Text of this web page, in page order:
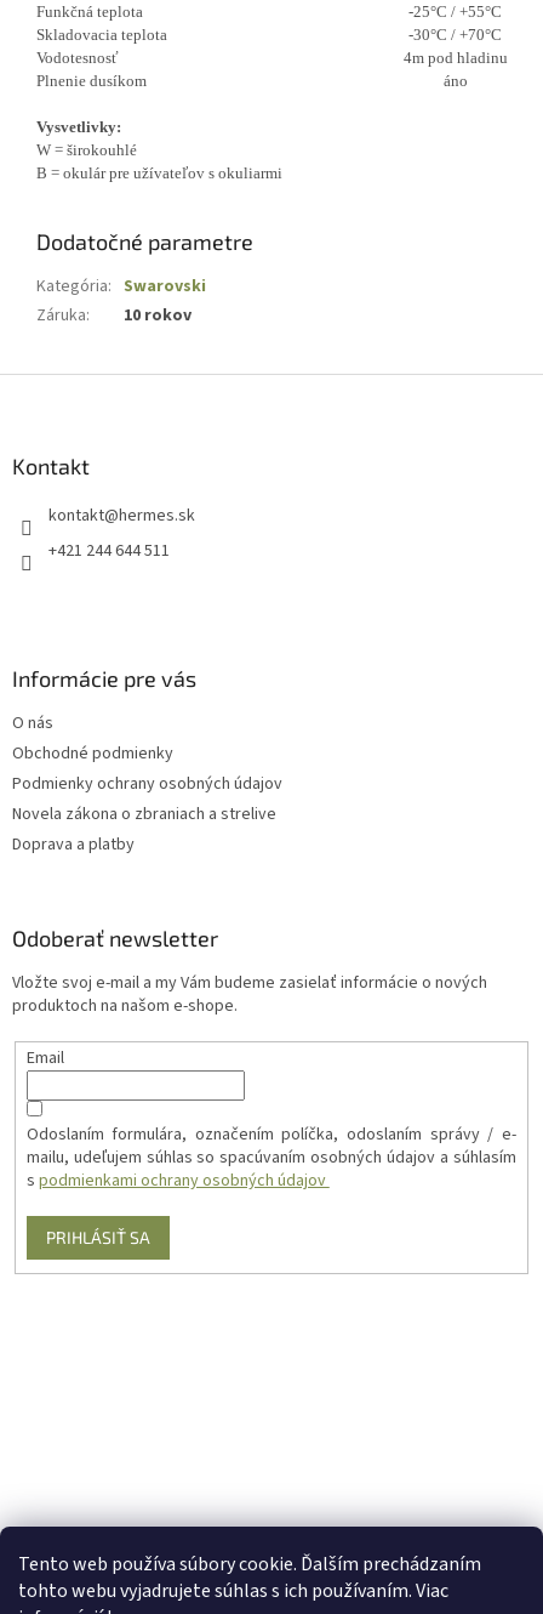
Tento web používa súbory cookie. Ďalším prechádzaním
tohto webu vyjadrujete súhlas s ich používaním. Viac
Funkčná teplota
-25°C / +55°C
Skladovacia teplota
-30°C / +70°C
Vodotesnosť
4m pod hladinu
Plnenie dusíkom
áno
Vysvetlivky:
W = širokouhlé
B = okulár pre užívateľov s okuliarmi
Dodatočné parametre
Kategória: Swarovski
Záruka: 10 rokov
Kontakt
kontakt@hermes.sk
+421 244 644 511
Informácie pre vás
O nás
Obchodné podmienky
Podmienky ochrany osobných údajov
Novela zákona o zbraniach a strelive
Doprava a platby
Odoberať newsletter
Vložte svoj e-mail a my Vám budeme zasielať informácie o nových
produktoch na našom e-shope.
Email
Odoslaním formulára, označením políčka, odoslaním správy / e-
mailu, udeľujem súhlas so spacúvaním osobných údajov a súhlasím
s podmienkami ochrany osobných údajov
PRIHLÁSIŤ SA